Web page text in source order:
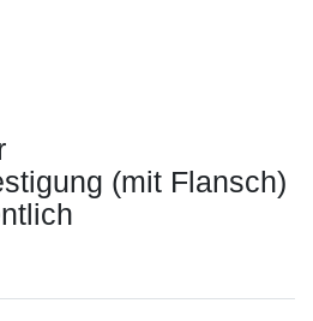
(mit Flansch)